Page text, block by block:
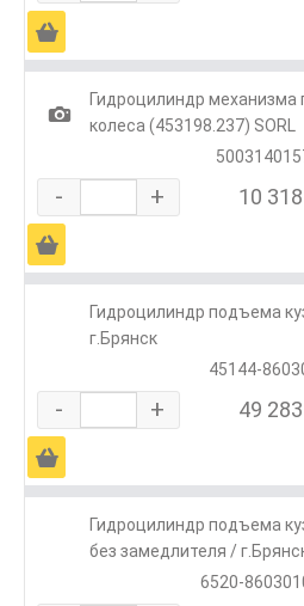
Ä
1
Гидроцилиндр механизма
колеса (453198.237) SORL
- + 10
Ä
Гидроцилиндр подъема
г.Брянск
45144-
- + 49
Ä
Гидроцилиндр подъема
без замедлителя /
6520-